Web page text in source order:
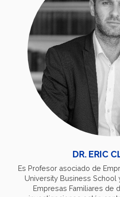
DR. ERIC
Es Profesor asociado de
University Business School
Empresas Familiares de